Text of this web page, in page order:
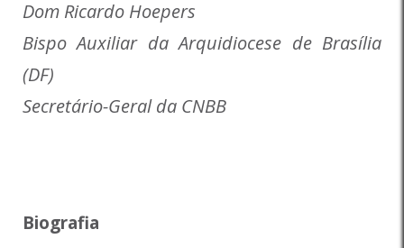
Dom Ricardo Hoepers
Bispo Auxiliar da Arquidiocese de Brasília
(DF)
Secretário-Geral da CNBB
Biografia